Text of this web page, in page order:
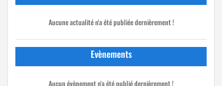
Aucune actualité n'a été publiée dernièrement !
Evènements
Aucun évènement n'a été publié dernièrement !